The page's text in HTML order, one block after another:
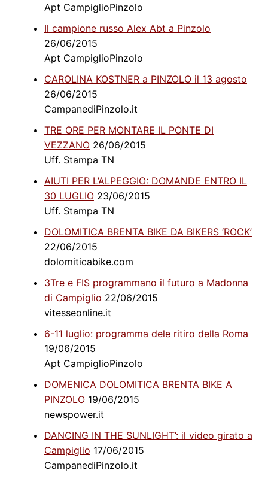
Apt CampiglioPinzolo
Il campione russo Alex Abt a Pinzolo
26/06/2015
Apt CampiglioPinzolo
CAROLINA KOSTNER a PINZOLO il 13 agosto
26/06/2015
CampanediPinzolo.it
TRE ORE PER MONTARE IL PONTE DI
VEZZANO26/06/2015
Uff. Stampa TN
AIUTI PER L’ALPEGGIO: DOMANDE ENTRO IL
30 LUGLIO23/06/2015
Uff. Stampa TN
DOLOMITICA BRENTA BIKE DA BIKERS ‘ROCK’
22/06/2015
dolomiticabike.com
3Tre e FIS programmano il futuro a Madonna
di Campiglio 22/06/2015
vitesseonline.it
6-11 luglio: programma dele ritiro della Roma
19/06/2015
Apt CampiglioPinzolo
DOMENICA DOLOMITICA BRENTA BIKE A
PINZOLO19/06/2015
newspower.it
DANCING IN THE SUNLIGHT’: il video girato a
Campiglio 17/06/2015
CampanediPinzolo.it